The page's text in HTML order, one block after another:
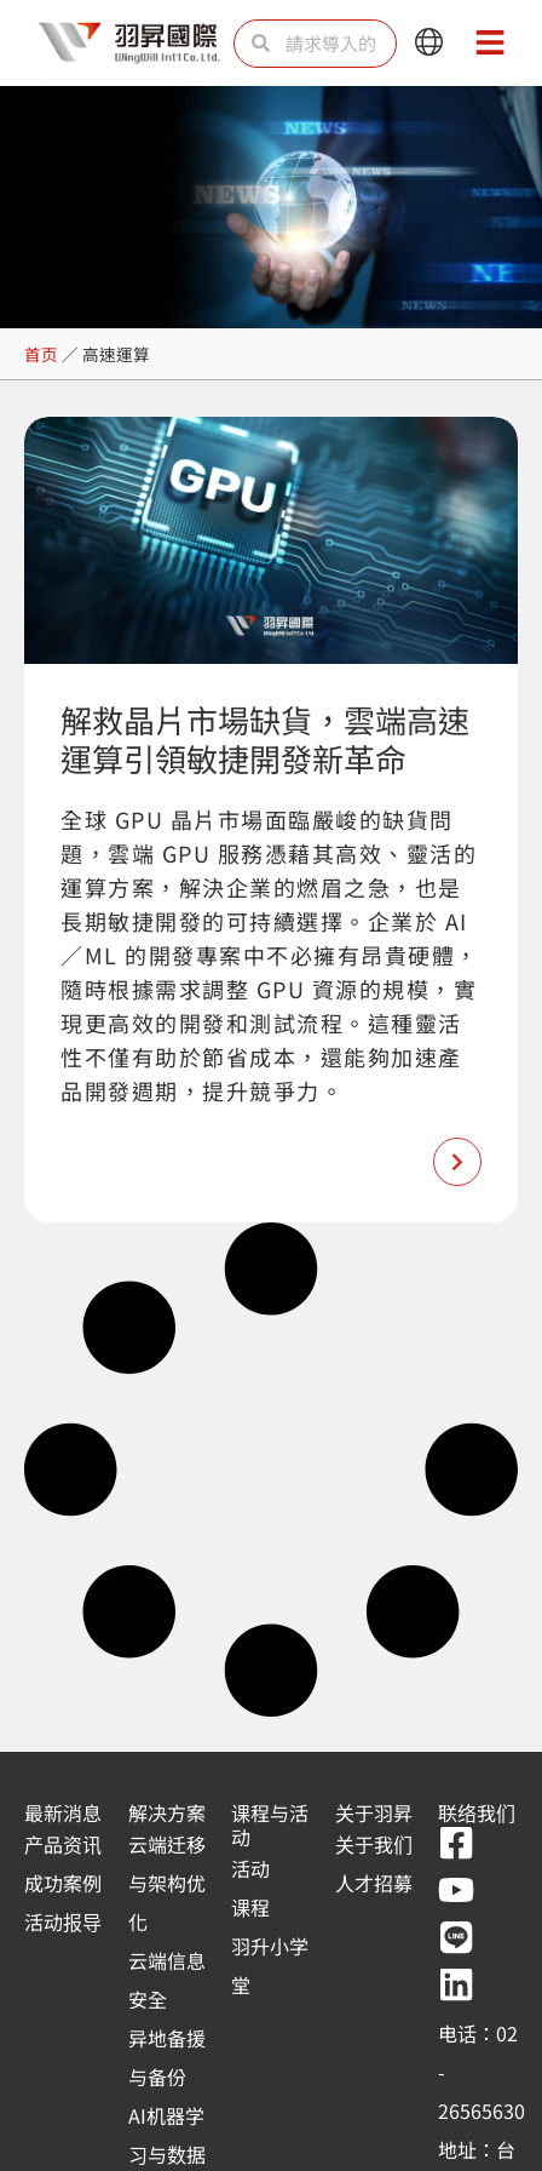
内
SearchSearch
Main
Menu
Main
Menu
高速運算
首页 ／ 高速運算
解救晶片市場缺貨，雲端高速
運算引領敏捷開發新革命
全球 GPU 晶片市場面臨嚴峻的缺貨問
題，雲端 GPU 服務憑藉其高效、靈活的
運算方案，解決企業的燃眉之急，也是
長期敏捷開發的可持續選擇。企業於 AI
／ML 的開發專案中不必擁有昂貴硬體，
隨時根據需求調整 GPU 資源的規模，實
現更高效的開發和測試流程。這種靈活
性不僅有助於節省成本，還能夠加速產
品開發週期，提升競爭力。
最新消息
产品资讯
成功案例
活动报导
解决方案
云端迁移
与架构优
化
云端信息
安全
异地备援
与备份
AI机器学
习与数据
课程与活
动
活动
课程
羽升小学
堂
关于羽昇
关于我们
人才招募
联络我们
F
a
c
e
b
o
o
k
-
Y
o
u
t
u
b
e
L
i
n
e
L
i
n
k
e
d
i
n
电话：02
-
26565630
地址：台